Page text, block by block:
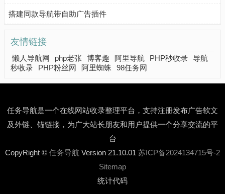
搭建同款导航带自助广告插件
友情链接
懒人导航网 php老张 博客趣 阿里导航 PHP秒收录 导航
秒收录
PHP粉丝网 阿里蜘蛛 98任务网
任务导航是一个在线网站收录整理平台，支持注册发布广告软文
及外链、锚链接，为广大站长朋友和用户提供一个分享交流的平
台
CopyRight © 任务导航 Version 21.10.01 苏ICP备2024134715号-2
Sitemap
统计代码